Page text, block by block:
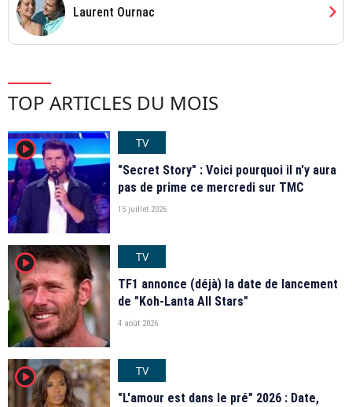
Laurent Ournac chevron_right
TOP ARTICLES DU MOIS
player2
TV
"Secret Story" : Voici pourquoi il n'y aura
pas de prime ce mercredi sur TMC
15 juillet 2026
player2
TV
TF1 annonce (déjà) la date de lancement
de "Koh-Lanta All Stars"
4 août 2026
player2
TV
"L'amour est dans le pré" 2026 : Date,